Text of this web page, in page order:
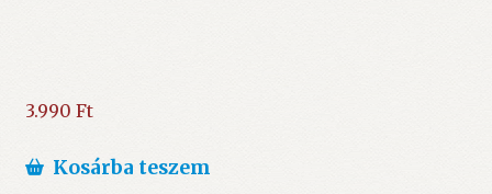
3.990 Ft
Kosárba teszem